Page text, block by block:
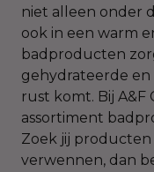
niet alleen onder
ook in een warm
badproducten
gehydrateerde en
rust komt. Bij A&F
assortiment
Zoek jij
verwennen, dan